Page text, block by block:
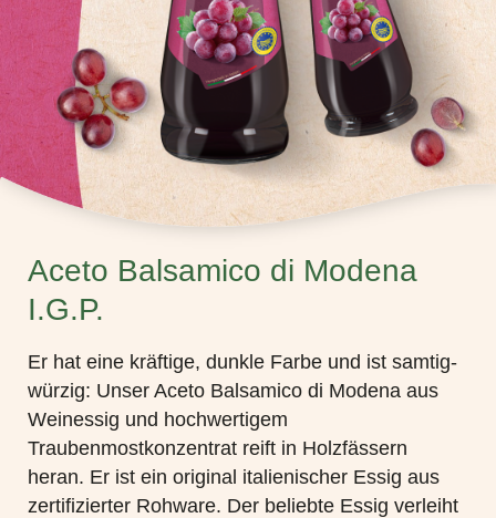
Aceto Balsamico di Modena
I.G.P.
Er hat eine kräftige, dunkle Farbe und ist samtig-
würzig: Unser Aceto Balsamico di Modena aus
Weinessig und hochwertigem
Traubenmostkonzentrat reift in Holzfässern
heran. Er ist ein original italienischer Essig aus
zertifizierter Rohware. Der beliebte Essig verleiht